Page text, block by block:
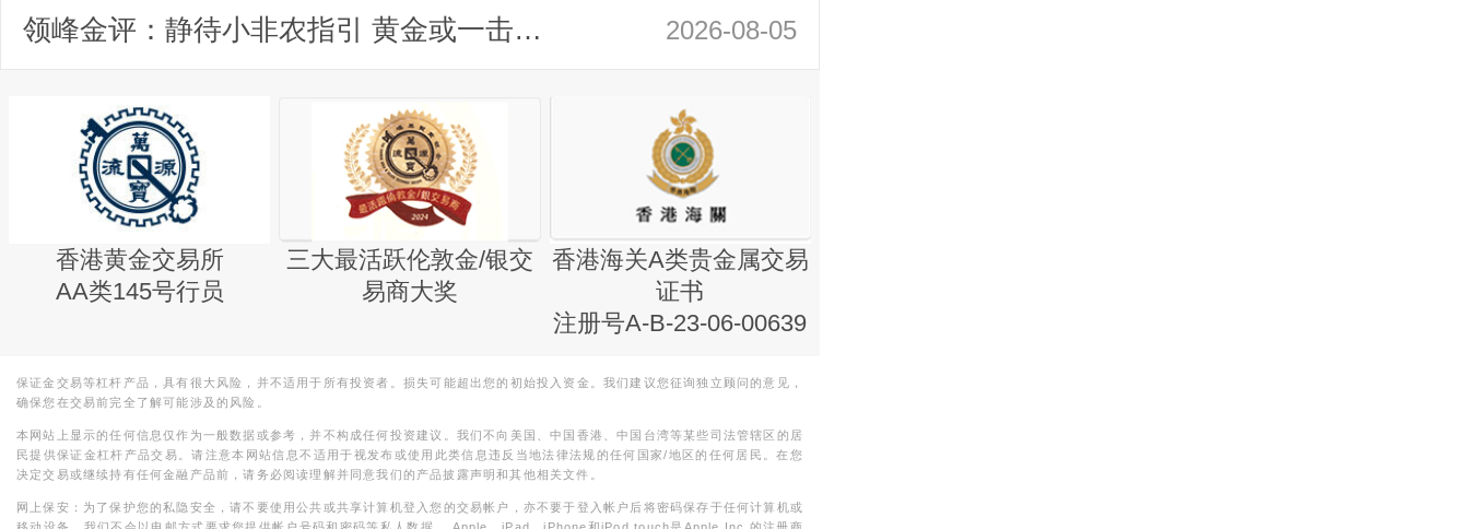
领峰金评：静待小非农指引 黄金或一击破局 2026-08-05
香港黄金交易所
AA类145号行员
三大最活跃伦敦金/银交
易商大奖
香港海关A类贵金属交易
证书
注册号A-B-23-06-00639
保证金交易等杠杆产品，具有很大风险，并不适用于所有投资者。损失可能超出您的初始投入资金。我们建议您征询独立顾问的意见，
确保您在交易前完全了解可能涉及的风险。
本网站上显示的任何信息仅作为一般数据或参考，并不构成任何投资建议。我们不向美国、中国香港、中国台湾等某些司法管辖区的居
民提供保证金杠杆产品交易。请注意本网站信息不适用于视发布或使用此类信息违反当地法律法规的任何国家/地区的任何居民。在您
决定交易或继续持有任何金融产品前，请务必阅读理解并同意我们的产品披露声明和其他相关文件。
网上保安：为了保护您的私隐安全，请不要使用公共或共享计算机登入您的交易帐户，亦不要于登入帐户后将密码保存于任何计算机或